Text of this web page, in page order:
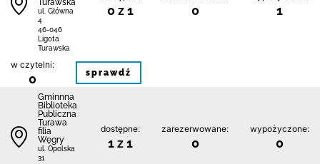
Turawska
ul. Główna
4
46-046
Ligota
Turawska
0 z 1 0 1
w czytelni:
0 sprawdź
Gminnna
Biblioteka
Publiczna
Turawa
filia
Węgry
ul. Opolska
31
dostępne:
1 z 1
zarezerwowane:
0
wypożyczone:
0